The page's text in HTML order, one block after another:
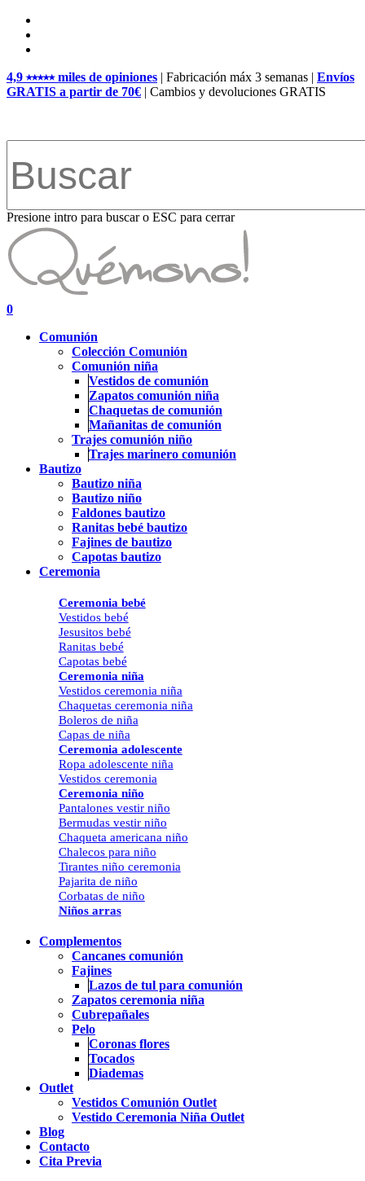
Skip
main
4,9 ⭑⭑⭑⭑⭑ miles de opiniones | Fabricación máx 3 semanas | Envíos
GRATIS a partir de 70€ | Cambios y devoluciones GRATIS
Presione intro para buscar o ESC para cerrar
Close
Search
search
account
0
Comunión
Colección Comunión
Comunión niña
Vestidos de comunión
Zapatos comunión niña
Chaquetas de comunión
Mañanitas de comunión
Trajes comunión niño
Trajes marinero comunión
Bautizo
Bautizo niña
Bautizo niño
Faldones bautizo
Ranitas bebé bautizo
Fajines de bautizo
Capotas bautizo
Ceremonia
Ceremonia bebé
Vestidos bebé
Jesusitos bebé
Ranitas bebé
Capotas bebé
Ceremonia niña
Vestidos ceremonia niña
Chaquetas ceremonia niña
Boleros de niña
Capas de niña
Ceremonia adolescente
Ropa adolescente niña
Vestidos ceremonia
Ceremonia niño
Pantalones vestir niño
Bermudas vestir niño
Chaqueta americana niño
Chalecos para niño
Tirantes niño ceremonia
Pajarita de niño
Corbatas de niño
Niños arras
Complementos
Cancanes comunión
Fajines
Lazos de tul para comunión
Zapatos ceremonia niña
Cubrepañales
Pelo
Coronas flores
Tocados
Diademas
Outlet
Vestidos Comunión Outlet
Vestido Ceremonia Niña Outlet
Blog
Contacto
Cita Previa